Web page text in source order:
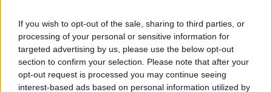
If you wish to opt-out of the sale, sharing to third parties, or
processing of your personal or sensitive information for
targeted advertising by us, please use the below opt-out
section to confirm your selection. Please note that after your
opt-out request is processed you may continue seeing
interest-based ads based on personal information utilized by